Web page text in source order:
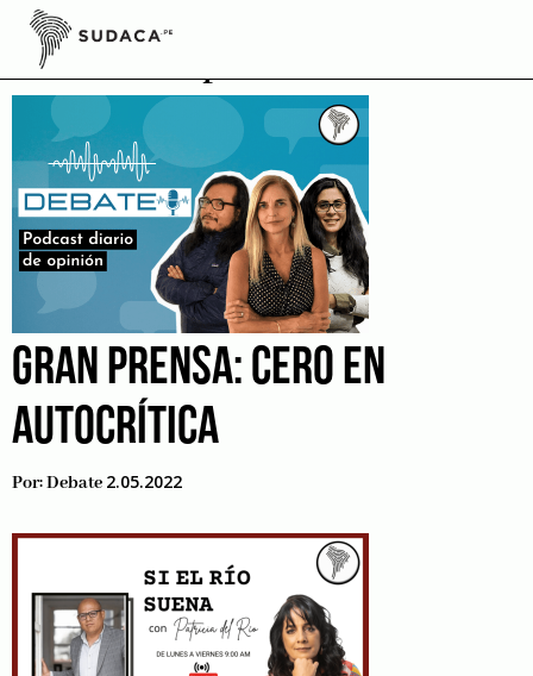
Skip
contentKarelim López
GRAN PRENSA: CERO EN
AUTOCRÍTICA
Por:Debate 2.05.2022